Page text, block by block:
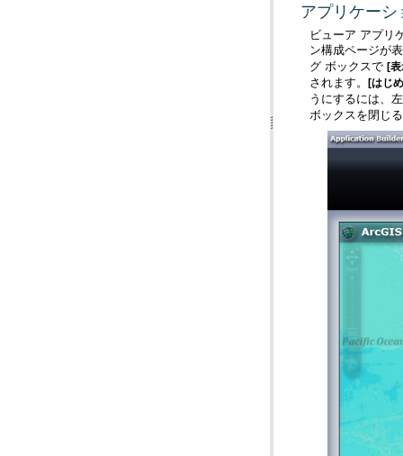
アプリケーシ
ン構成ページが
グ ボックスで [
されます。 [はじ
うにするには、
ボックスを閉じ